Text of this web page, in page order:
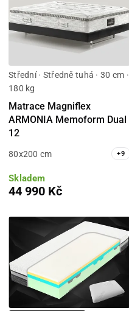
Střední · Středně tuhá · 30 cm ·
180 kg
Matrace Magniflex
ARMONIA Memoform Dual
12
80x200 cm +9
Skladem
44 990 Kč